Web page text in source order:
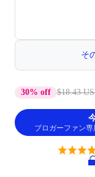
そ
30% off $18.43
ブロガーファン